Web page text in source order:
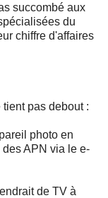
succombé aux
du
chiffre d'affaires
pas debout :
photo en
APN via le e-
de TV à